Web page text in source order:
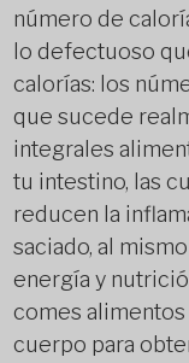
número de
lo defectuoso
calorías: los
que sucede
integrales
tu intestino, las
reducen la
saciado, al
energía y
comes
cuerpo para